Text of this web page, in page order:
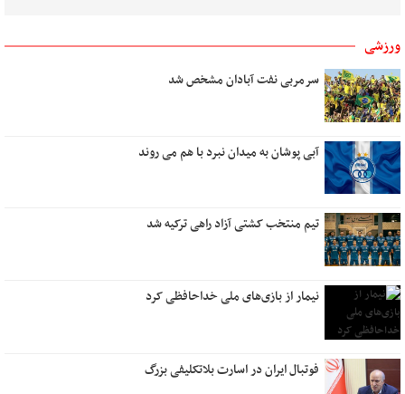
روشنی، من، گل، آب
بوسه‌های باران
تکلیف دل
بهار غریب
دلم برای کسی تنگ است
هنر گام زمان
در کوچه سار شب
رویای آشنا
تو کیستی ؟
نام من عشق است
نیمه مرطوب ماه
میوه های آرزو رسیدنی است
ایستگاه استجابت دعا
ورزشی
سرمربی نفت آبادان مشخص شد
آبی پوشان به میدان نبرد با هم می روند
تیم منتخب کشتی آزاد راهی ترکیه شد
نیمار از بازی‌های ملی خداحافظی کرد
فوتبال ایران در اسارت بلاتکلیفی بزرگ